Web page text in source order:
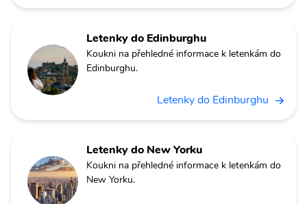
Letenky do Edinburghu
Koukni na přehledné informace k letenkám do
Edinburghu.
Letenky do Edinburghu
Letenky do New Yorku
Koukni na přehledné informace k letenkám do
New Yorku.